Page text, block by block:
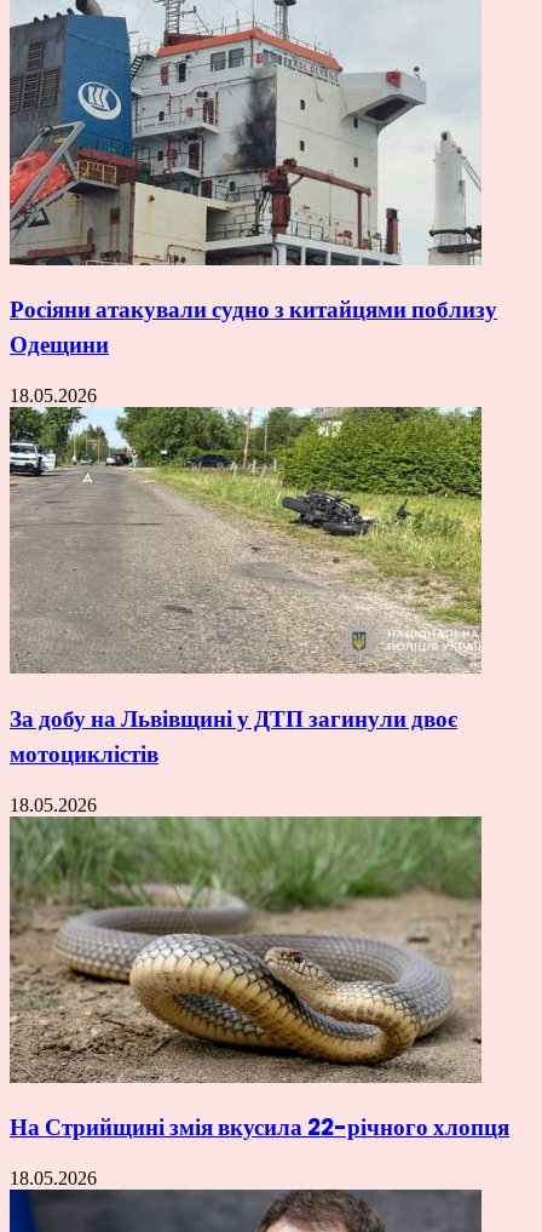
Росіяни атакували судно з китайцями поблизу
Одещини
18.05.2026
За добу на Львівщині у ДТП загинули двоє
мотоциклістів
18.05.2026
На Стрийщині змія вкусила 22-річного хлопця
18.05.2026